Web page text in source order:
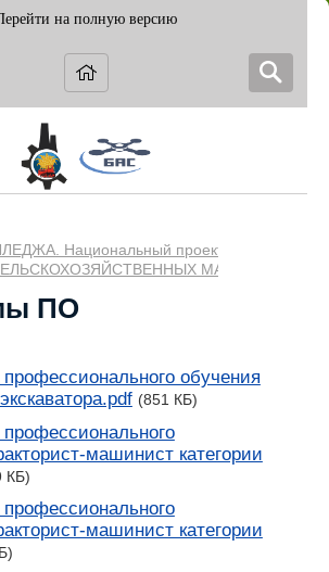
на полную версию
Национальный проект
МАШИН
ПО
обучения
(851 КБ)
машинист категории
КБ)
машинист категории